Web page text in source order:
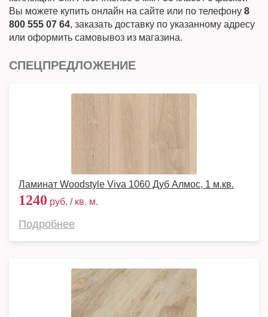
Вы можете купить онлайн на сайте или по телефону 8
800 555 07 64, заказать доставку по указанному адресу
или оформить самовывоз из магазина.
СПЕЦПРЕДЛОЖЕНИЕ
Ламинат Woodstyle Viva 1060 Дуб Алмос, 1 м.кв.
1240 руб. / кв. м.
Подробнее